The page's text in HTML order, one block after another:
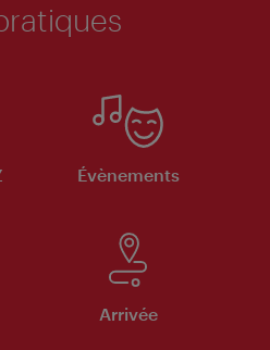
Évènements
Arrivée